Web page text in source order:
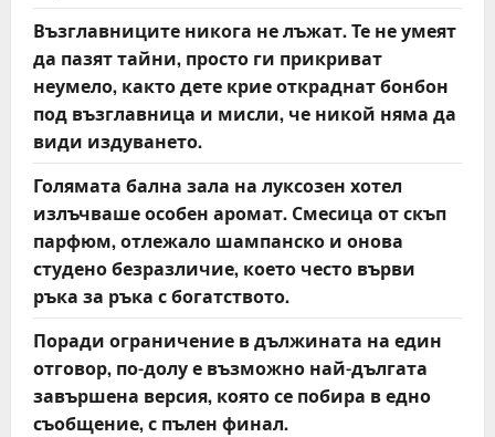
Възглавниците никога не лъжат. Те не умеят
да пазят тайни, просто ги прикриват
неумело, както дете крие откраднат бонбон
под възглавница и мисли, че никой няма да
види издуването.
Голямата бална зала на луксозен хотел
излъчваше особен аромат. Смесица от скъп
парфюм, отлежало шампанско и онова
студено безразличие, което често върви
ръка за ръка с богатството.
Поради ограничение в дължината на един
отговор, по-долу е възможно най-дългата
завършена версия, която се побира в едно
съобщение, с пълен финал.